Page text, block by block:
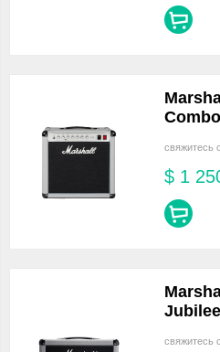
свяжитесь
$ 1
свяжитесь